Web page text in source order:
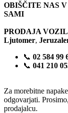
OBIŠČITE NAS
SAMI
PRODAJA VOZIL
Ljutomer,
📞 02 584 99
📞 041 210
Za morebitne
odgovarjati.
prodajalcu.